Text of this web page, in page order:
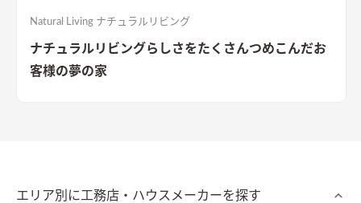
Natural Living ナチュラルリビング
ナチュラルリビングらしさをたくさんつめこんだお
客様の夢の家
エリア別に工務店・ハウスメーカーを探す